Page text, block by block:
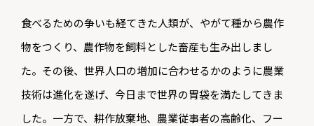
食べるための争いも経てきた人類が、やがて種から農作
物をつくり、農作物を飼料とした畜産も生み出しまし
た。その後、世界人口の増加に合わせるかのように農業
技術は進化を遂げ、今日まで世界の胃袋を満たしてきま
した。一方で、耕作放棄地、農業従事者の高齢化、フー